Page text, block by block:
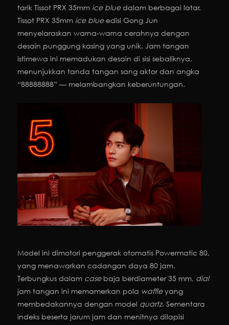
tarik Tissot PRX 35mm ice bluedalam berbagai latar.
Tissot PRX 35mm ice blueedisi Gong Jun
menyelaraskan warna-warna cerahnya dengan
desain punggung kasing yang unik. Jam tangan
istimewa ini memadukan desain di sisi sebaliknya,
menunjukkan tanda tangan sang aktor dan angka
“88888888” — melambangkan keberuntungan.
Model ini dimotori penggerak otomatis Powermatic 80,
yang menawarkan cadangan daya 80 jam.
Terbungkus dalam casebaja berdiameter 35 mm, dial
jam tangan ini memamerkan pola waffleyang
membedakannya dengan model quartz. Sementara
indeks beserta jarum jam dan menitnya dilapisi